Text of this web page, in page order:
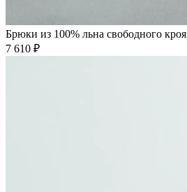
Брюки из 100% льна свободного кроя
7 610 ₽